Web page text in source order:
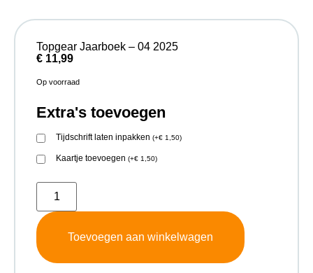
Topgear Jaarboek – 04 2025
€ 11,99
Op voorraad
Extra's toevoegen
Tijdschrift laten inpakken (+€ 1,50)
Kaartje toevoegen (+€ 1,50)
Toevoegen aan winkelwagen